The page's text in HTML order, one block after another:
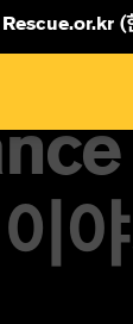
야
Rescue.or.kr (